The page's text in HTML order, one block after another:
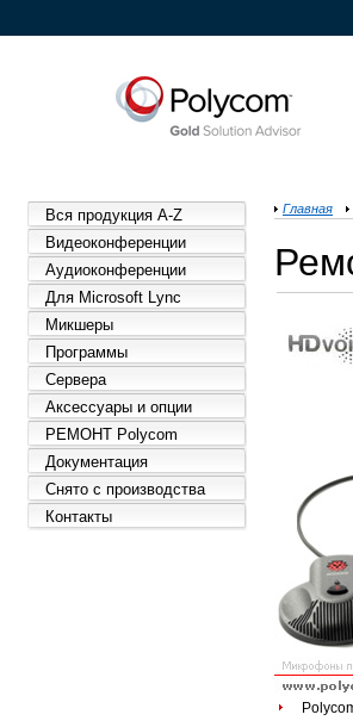
Вся продукция A-Z
Видеоконференции
Аудиоконференции
Для Microsoft Lync
Микшеры
Программы
Сервера
Аксессуары и опции
РЕМОНТ Polycom
Документация
Снято с производства
Контакты
Главная